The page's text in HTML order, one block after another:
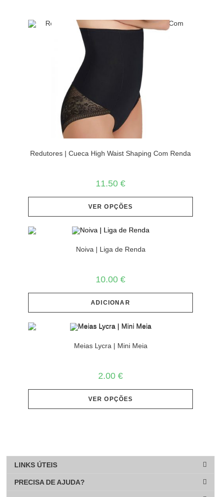
Redutores | Cueca High Waist Shaping Com Renda
11.50 €
VER OPÇÕES
Noiva | Liga de Renda
10.00 €
ADICIONAR
Meias Lycra | Mini Meia
2.00 €
VER OPÇÕES
LINKS ÚTEIS
PRECISA DE AJUDA?